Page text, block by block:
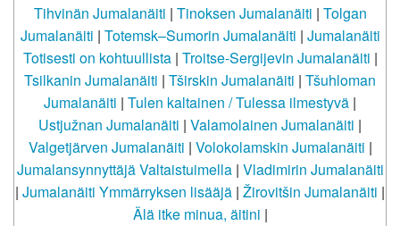
Tihvinän Jumalanäiti | Tinoksen Jumalanäiti | Tolgan
Jumalanäiti | Totemsk–Sumorin Jumalanäiti | Jumalanäiti
Totisesti on kohtuullista| Troitse-Sergijevin Jumalanäiti |
Tsilkanin Jumalanäiti | Tširskin Jumalanäiti | Tšuhloman
Jumalanäiti | Tulen kaltainen / Tulessa ilmestyvä |
Ustjužnan Jumalanäiti | Valamolainen Jumalanäiti |
Valgetjärven Jumalanäiti | Volokolamskin Jumalanäiti |
Jumalansynnyttäjä Valtaistuimella| Vladimirin Jumalanäiti
| Jumalanäiti Ymmärryksen lisääjä | Žirovitšin Jumalanäiti |
Älä itke minua, äitini |